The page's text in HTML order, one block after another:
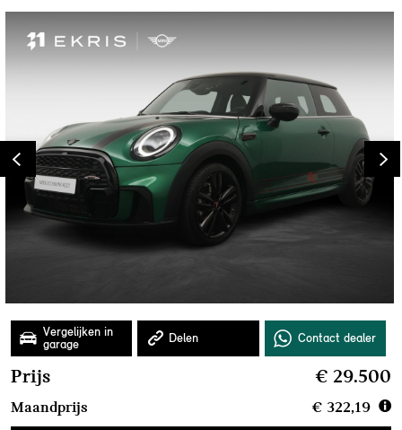
Prijs € 29.500
Maandprijs € 322,19